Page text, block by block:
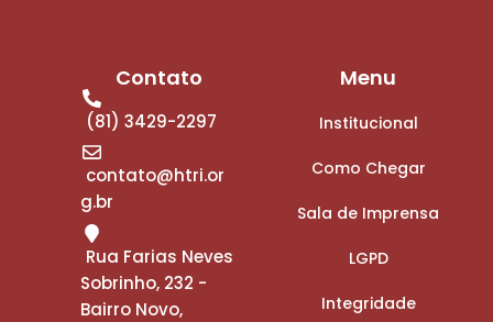
Contato
(81) 3429-2297
contato@htri.or
g.br
Rua Farias Neves
Sobrinho, 232 -
Bairro Novo,
Menu
Institucional
Como Chegar
Sala de Imprensa
LGPD
Integridade